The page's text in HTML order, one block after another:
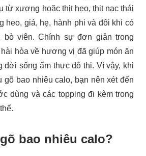
từ xương hoặc thịt heo, thịt nạc thái
heo, giá, hẹ, hành phi và đôi khi có
bò viên. Chính sự đơn giản trong
hòa về hương vị đã giúp món ăn
đời sống ẩm thực đô thị. Vì vậy, khi
gõ bao nhiêu calo, bạn nên xét đến
dùng và các topping đi kèm trong
bao nhiêu calo?